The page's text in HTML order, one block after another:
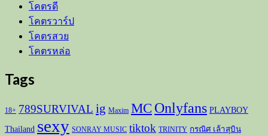
โคตรดี
โคตรวาร์ป
โคตรสวย
โคตรหล่อ
Tags
18+ 789SURVIVAL ig Maxim MC Onlyfans PLAYBOY
Thailand sexy SONRAY MUSIC tiktok TRINITY กรณิศ เล้าสุบิน